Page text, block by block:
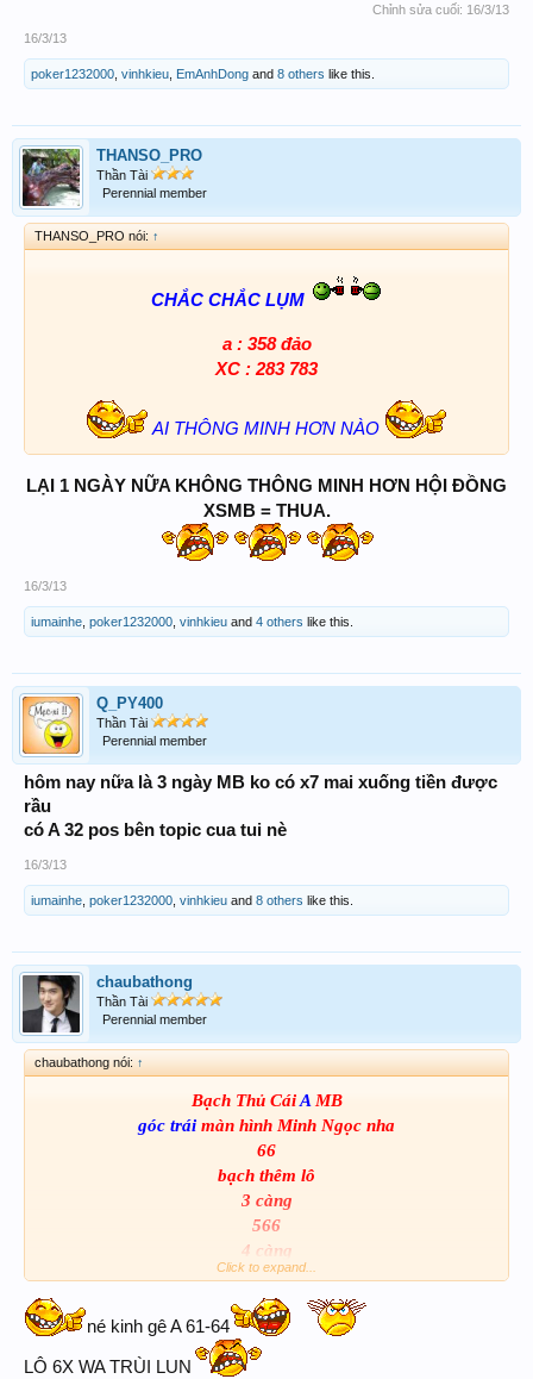
Chỉnh sửa cuối: 16/3/13
16/3/13
poker1232000 vinhkieu EmAnhDong and 8 others like this.
THANSO_PRO
Thần Tài
Perennial member
THANSO_PRO nói: ↑
CHẮC CHẮC LỤM
a : 358 đảo
XC : 283 783
AI THÔNG MINH HƠN NÀO
LẠI 1 NGÀY NỮA KHÔNG THÔNG MINH HƠN HỘI ĐỒNG
XSMB = THUA.
16/3/13
iumainhe poker1232000 vinhkieu and 4 others like this.
Q_PY400
Thần Tài
Perennial member
hôm nay nữa là 3 ngày MB ko có x7 mai xuống tiền được
rầu
có A 32 pos bên topic cua tui nè
16/3/13
iumainhe poker1232000 vinhkieu and 8 others like this.
chaubathong
Thần Tài
Perennial member
chaubathong nói: ↑
Bạch Thủ CáiAMB
góc trái màn hình Minh Ngọc nha
66
bạch thêm lô
3 càng
566
4 càng
9566
mơ sao ko ra mn vậy ta,chắc về mb
Click to expand...
né kinh gê A 61-64
LÔ 6X WA TRÙI LUN